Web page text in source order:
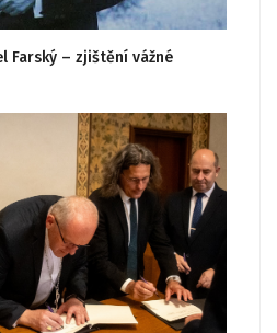
Farský – zjištění vážné